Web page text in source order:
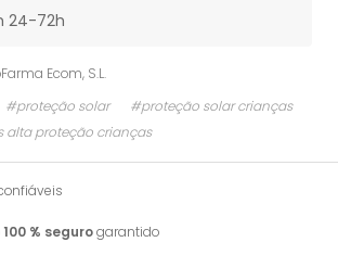
24-72h
Ecom, S.L.
#proteção solar
#proteção solar crianças
alta proteção crianças
100 % segurogarantido